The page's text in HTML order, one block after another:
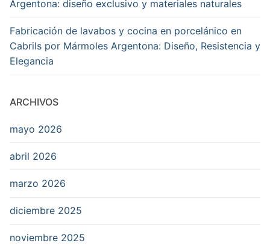
Argentona: diseño exclusivo y materiales naturales
Fabricación de lavabos y cocina en porcelánico en
Cabrils por Mármoles Argentona: Diseño, Resistencia y
Elegancia
ARCHIVOS
mayo 2026
abril 2026
marzo 2026
diciembre 2025
noviembre 2025